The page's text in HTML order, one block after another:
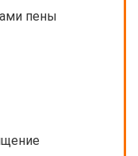
пены